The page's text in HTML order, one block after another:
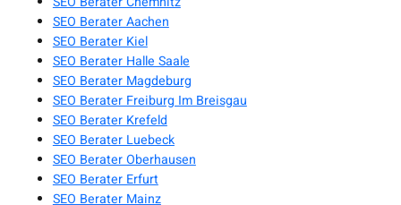
SEO Berater Aachen
SEO Berater Kiel
SEO Berater Halle Saale
SEO Berater Magdeburg
SEO Berater Freiburg Im Breisgau
SEO Berater Krefeld
SEO Berater Luebeck
SEO Berater Oberhausen
SEO Berater Erfurt
SEO Berater Mainz